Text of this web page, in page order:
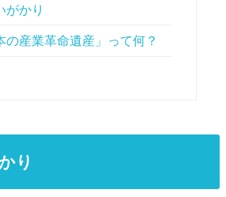
がかり
の産業革命遺産」って何？
り